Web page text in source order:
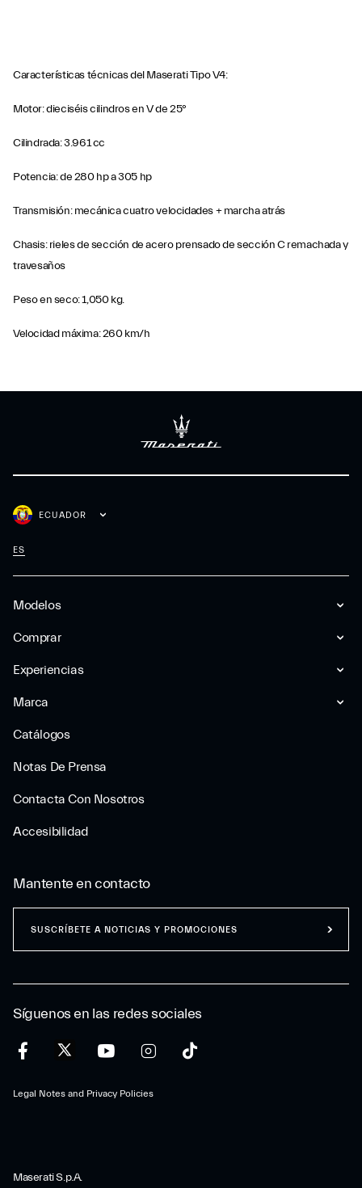
Características técnicas del Maserati Tipo V4:
Motor: dieciséis cilindros en V de 25°
Cilindrada: 3.961 cc
Potencia: de 280 hp a 305 hp
Transmisión: mecánica cuatro velocidades + marcha atrás
Chasis: rieles de sección de acero prensado de sección C remachada y
travesaños
Peso en seco: 1,050 kg.
Velocidad máxima: 260 km/h
Modelos
Comprar
Experiencias
Marca
Catálogos
Notas De Prensa
Contacta Con Nosotros
Accesibilidad
ECUADOR
ES
Síguenos en las redes sociales
Legal Notes and Privacy Policies
Mantente en contacto
SUSCRÍBETE A NOTICIAS Y PROMOCIONES
Maserati S.p.A.